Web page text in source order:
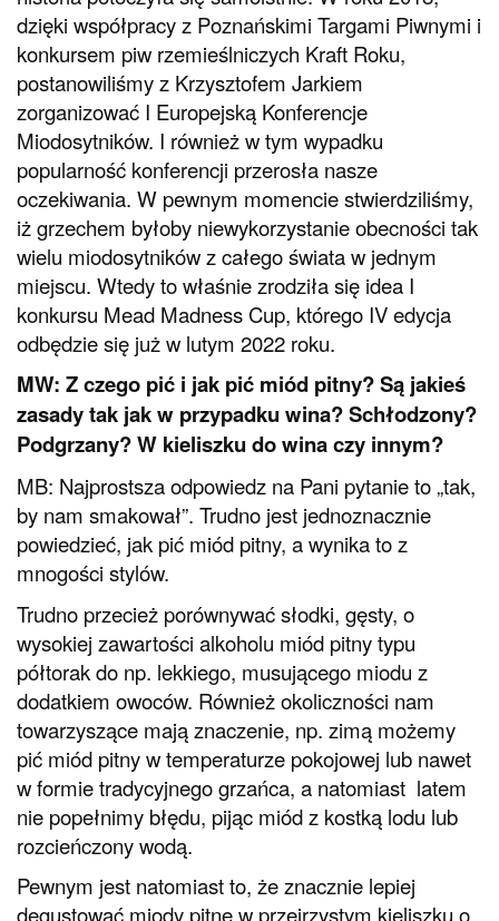
dzięki współpracy z Poznańskimi Targami Piwnymi i
konkursem piw rzemieślniczych Kraft Roku,
postanowiliśmy z Krzysztofem Jarkiem
zorganizować I Europejską Konferencje
Miodosytników. I również w tym wypadku
popularność konferencji przerosła nasze
oczekiwania. W pewnym momencie stwierdziliśmy,
iż grzechem byłoby niewykorzystanie obecności tak
wielu miodosytników z całego świata w jednym
miejscu. Wtedy to właśnie zrodziła się idea I
konkursu Mead Madness Cup, którego IV edycja
odbędzie się już w lutym 2022 roku.
MW: Z czego pić i jak pić miód pitny? Są jakieś
zasady tak jak w przypadku wina? Schłodzony?
Podgrzany? W kieliszku do wina czy innym?
MB: Najprostsza odpowiedz na Pani pytanie to „tak,
by nam smakował”. Trudno jest jednoznacznie
powiedzieć, jak pić miód pitny, a wynika to z
mnogości stylów.
Trudno przecież porównywać słodki, gęsty, o
wysokiej zawartości alkoholu miód pitny typu
półtorak do np. lekkiego, musującego miodu z
dodatkiem owoców. Również okoliczności nam
towarzyszące mają znaczenie, np. zimą możemy
pić miód pitny w temperaturze pokojowej lub nawet
w formie tradycyjnego grzańca, a natomiast latem
nie popełnimy błędu, pijąc miód z kostką lodu lub
rozcieńczony wodą.
Pewnym jest natomiast to, że znacznie lepiej
degustować miody pitne w przejrzystym kieliszku o